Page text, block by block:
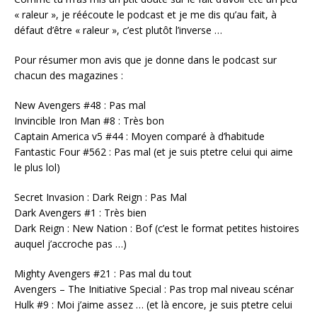
« raleur », je réécoute le podcast et je me dis qu’au fait, à
défaut d’être « raleur », c’est plutôt l’inverse …
Pour résumer mon avis que je donne dans le podcast sur
chacun des magazines :
New Avengers #48 : Pas mal
Invincible Iron Man #8 : Très bon
Captain America v5 #44 : Moyen comparé à d’habitude
Fantastic Four #562 : Pas mal (et je suis ptetre celui qui aime
le plus lol)
Secret Invasion : Dark Reign : Pas Mal
Dark Avengers #1 : Très bien
Dark Reign : New Nation : Bof (c’est le format petites histoires
auquel j’accroche pas …)
Mighty Avengers #21 : Pas mal du tout
Avengers – The Initiative Special : Pas trop mal niveau scénar
Hulk #9 : Moi j’aime assez … (et là encore, je suis ptetre celui